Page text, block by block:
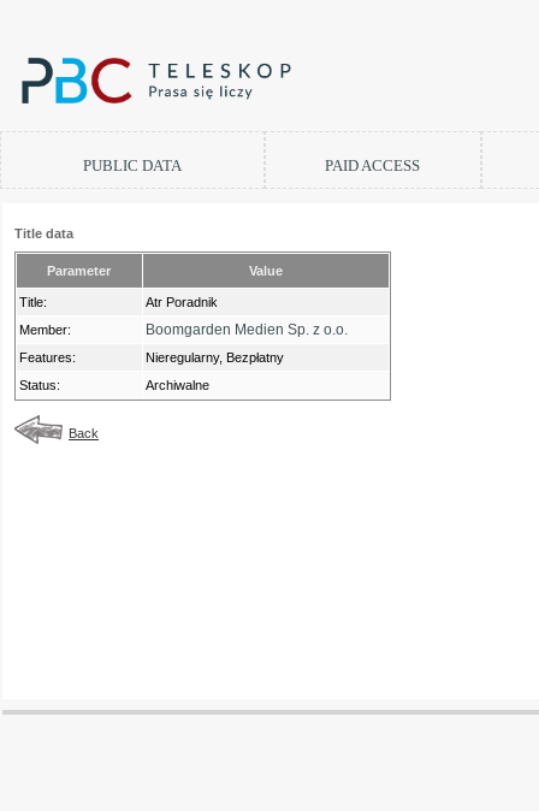
PUBLIC DATA PAID ACCESS
Title data
Parameter Value
Title:
Atr Poradnik
Member:
Boomgarden Medien Sp. z o.o.
Features:
Nieregularny, Bezpłatny
Status:
Archiwalne
Back